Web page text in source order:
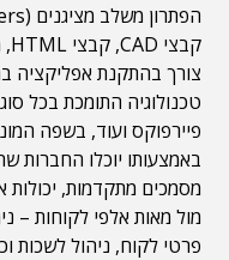
צורך בהתקנת אפליקציה
טכנולוגיה התומכת בכל
פיירפוקס ועוד, בשפה
באמצעותו יוכלו החברות
מסמכים מתקדמות, יכולות
מול מאות אלפי לקוחות –
פרטי לקוח, ניהול לשכות